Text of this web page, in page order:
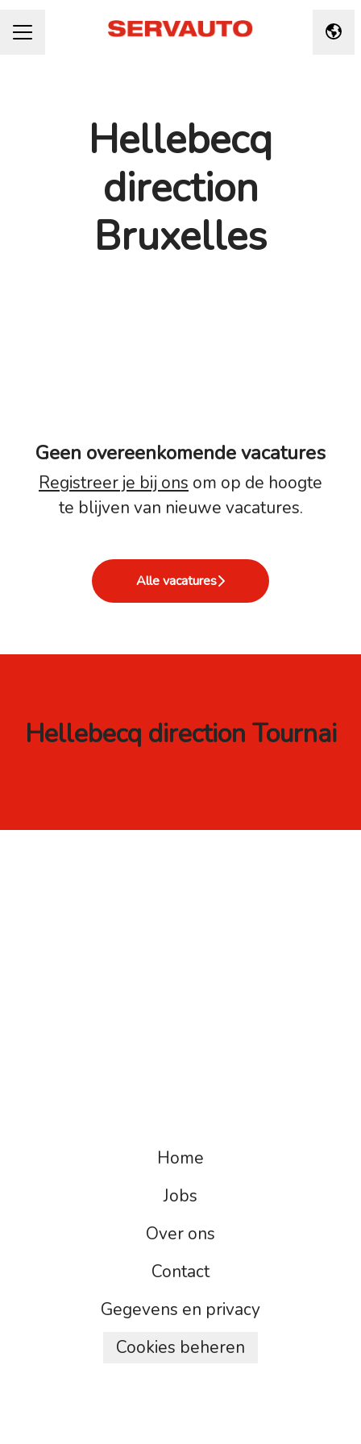
CARRIÈREMENU Taal
Hellebecq
direction
Bruxelles
Geen overeenkomende vacatures
Registreer je bij ons om op de hoogte
te blijven van nieuwe vacatures.
Alle vacatures
Hellebecq direction Tournai
Home
Jobs
Over ons
Contact
Gegevens en privacy
Cookies beheren